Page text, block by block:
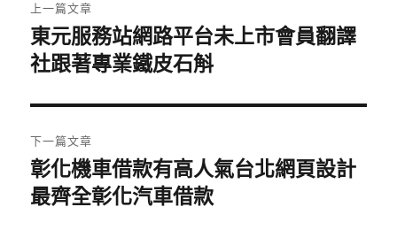
章
導
覽
上一篇文章
上
一
文
章:
東元服務站網路平台未上市會員翻譯
社跟著專業鐵皮石斛
下一篇文章
下
一
彰化機車借款有高人氣台北網頁設計
最齊全彰化汽車借款